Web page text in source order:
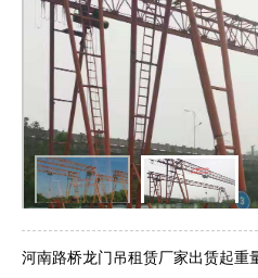
河南路桥龙门吊租赁厂家出赁起重